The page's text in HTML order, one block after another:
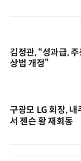
김정관, “성과급,
상법 개정”
구광모 LG 회장, 내
서 젠슨 황 재회동